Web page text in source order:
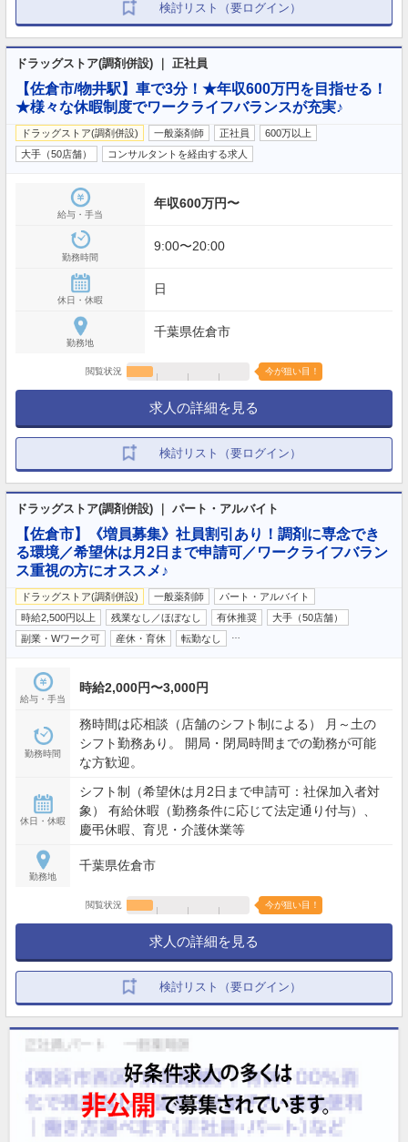
検討リスト（要ログイン）
ドラッグストア(調剤併設) ｜ 正社員
【佐倉市/物井駅】車で3分！★年収600万円を目指せる！
★様々な休暇制度でワークライフバランスが充実♪
ドラッグストア(調剤併設) 一般薬剤師 正社員
600万以上
大手（50店舗）
コンサルタントを経由する求人
給与・手当
年収600万円〜
勤務時間
9:00〜20:00
休日・休暇
日
勤務地
千葉県佐倉市
閲覧状況 今が狙い目！
求人の詳細を見る
検討リスト（要ログイン）
ドラッグストア(調剤併設) ｜ パート・アルバイト
【佐倉市】《増員募集》社員割引あり！調剤に専念でき
る環境／希望休は月2日まで申請可／ワークライフバラン
ス重視の方にオススメ♪
ドラッグストア(調剤併設) 一般薬剤師
パート・アルバイト
時給2,500円以上
残業なし／ほぼなし 有休推奨
大手（50店舗）
副業・Wワーク可
産休・育休 転勤なし
給与・手当
時給2,000円〜3,000円
勤務時間
務時間は応相談（店舗のシフト制による） 月～土の
シフト勤務あり。 開局・閉局時間までの勤務が可能
な方歓迎。
休日・休暇
シフト制（希望休は月2日まで申請可：社保加入者対
象） 有給休暇（勤務条件に応じて法定通り付与）、
慶弔休暇、育児・介護休業等
勤務地
千葉県佐倉市
閲覧状況 今が狙い目！
求人の詳細を見る
検討リスト（要ログイン）